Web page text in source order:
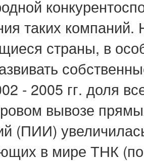
таких компаний.
страны, в
- 2005 гг. доля
вывозе
(ПИИ)
в мире ТНК